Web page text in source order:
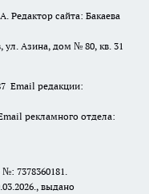
Редактор сайта: Бакаева
ул. Азина, дом № 80, кв. 31
Email редакции:
рекламного отдела:
7378360181.
выдано